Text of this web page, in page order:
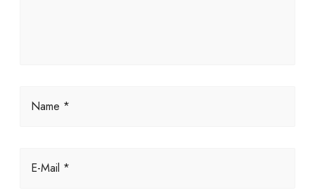
Name *
E-Mail *